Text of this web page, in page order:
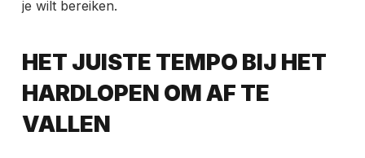
je wilt bereiken.
HET JUISTE TEMPO BIJ HET
HARDLOPEN OM AF TE
VALLEN